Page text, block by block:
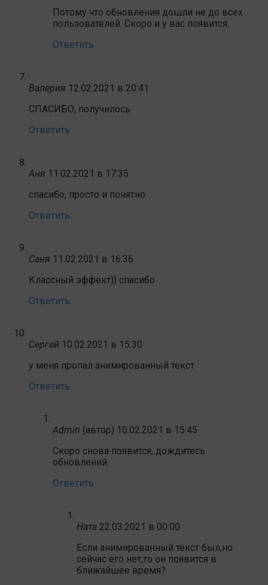
Потому что обновления дошли не до всех
пользователей. Скоро и у вас появится.
Ответить
Валерия 12.02.2021 в 20:41
СПАСИБО, получилось
Ответить
Аня 11.02.2021 в 17:35
спасибо, просто и понятно
Ответить
Саня 11.02.2021 в 16:36
Классный эффект)) спасибо
Ответить
Сергей 10.02.2021 в 15:30
у меня пропал анимированный текст
Ответить
Admin (автор) 10.02.2021 в 15:45
Скоро снова появится, дождитесь
обновлений.
Ответить
Ната 22.03.2021 в 00:00
Если анимированный текст был,но
сейчас его нет,то он появится в
ближайшее время?